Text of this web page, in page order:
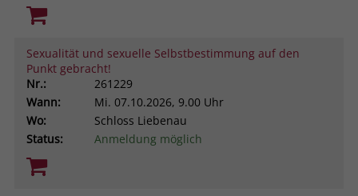
Sexualität und sexuelle Selbstbestimmung auf den
Punkt gebracht!
Nr.:
261229
Wann:
Mi. 07.10.2026, 9.00 Uhr
Wo:
Schloss Liebenau
Status:
Anmeldung möglich